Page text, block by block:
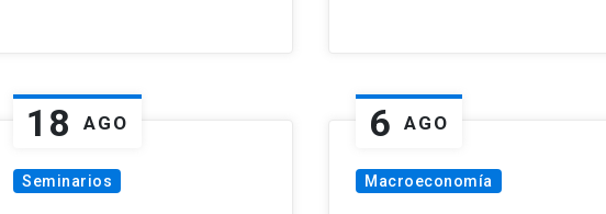
18 AGO
Seminarios
6 AGO
Macroeconomía